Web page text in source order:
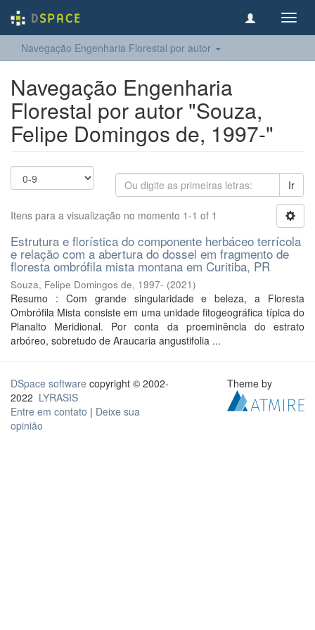
Navegação Engenharia Florestal por autor
Navegação Engenharia
Florestal por autor "Souza,
Felipe Domingos de, 1997-"
Ir
Itens para a visualização no momento 1-1 of 1
Estrutura e florística do componente herbáceo terrícola
e relação com a abertura do dossel em fragmento de
floresta ombrófila mista montana em Curitiba, PR
Souza, Felipe Domingos de, 1997- (2021)
Resumo : Com grande singularidade e beleza, a Floresta
Ombrófila Mista consiste em uma unidade fitogeográfica típica do
Planalto Meridional. Por conta da proeminência do estrato
arbóreo, sobretudo de Araucaria angustifolia ...
DSpace software copyright © 2002-
2022 LYRASIS
Entre em contato | Deixe sua
opinião
Theme by